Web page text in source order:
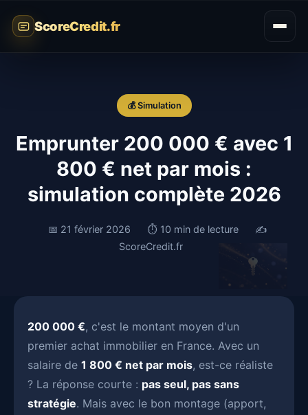
ScoreCredit.fr
💰 Simulation
Emprunter 200 000 € avec 1
800 € net par mois :
simulation complète 2026
📅 21 février 2026 ⏱️ 10 min de lecture
✍️
ScoreCredit.fr
200 000 €, c'est le montant moyen d'un
premier achat immobilier en France. Avec un
salaire de 1 800 € net par mois, est-ce réaliste
? La réponse courte : pas seul, pas sans
stratégie. Mais avec le bon montage (apport,